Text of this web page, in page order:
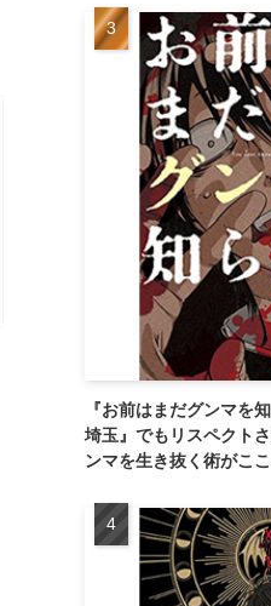
『お前はまだグンマ
埼玉』でもリスペクト
ンマを生き抜く術がここ